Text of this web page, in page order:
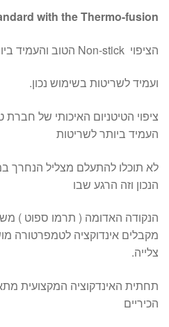
with the Thermo-fusion
הציפוי Non-stick הטוב והעמיד ביותר מונע הדבקות המזון
ועמיד לשריטות בשימוש נכון.
ציפוי הטיטניום האיכותי של
העמיד ביותר לשריטות
הנכון וזה הרגע שבו
הנקודה האדומה ( תרמו ספוט )
מקבלים אינדוקציה לטמפרטורה
צלייה.
תחתית האינדקוציה המקצועית
הכיריים